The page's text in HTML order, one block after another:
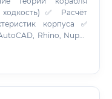
✅ Расчёт
корпуса ✅
Rhino, Nupas
(РМРС, Lloyd's,